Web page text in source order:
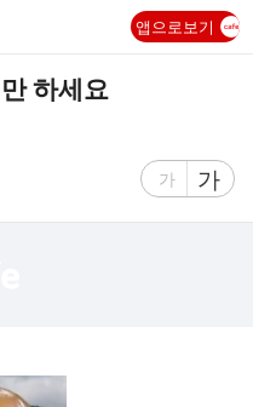
앱으로보기
하세요
글
가
글
자
가